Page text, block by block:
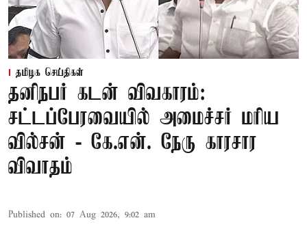
தமிழக செய்திகள்
தனிநபர் கடன் விவகாரம்:
சட்டப்பேரவையில் அமைச்சர் மரிய
வில்சன் - கே.என். நேரு காரசார
விவாதம்
Published on: 07 Aug 2026, 9:02 am